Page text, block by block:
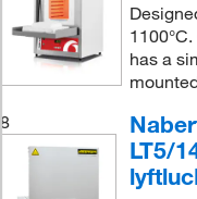
has a
8
LT5/